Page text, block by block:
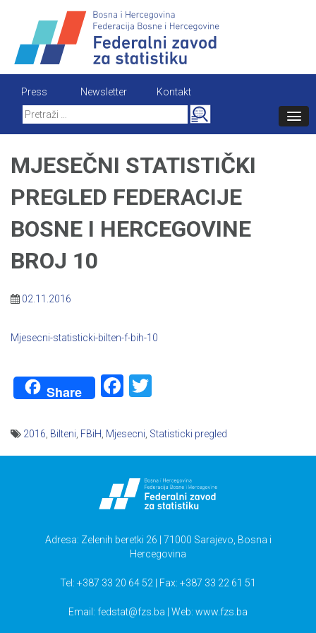
content
Press Newsletter
Kontakt
Search
for:
MJESEČNI STATISTIČKI
PREGLED FEDERACIJE
BOSNE I HERCEGOVINE
BROJ 10
02.11.2016
Mjesecni-statisticki-bilten-f-bih-10
Share Facebook
2016 Bilteni FBiH Mjesecni Statisticki pregled
Adresa: Zelenih beretki 26 | 71000 Sarajevo, Bosna i
Hercegovina
Tel: +387 33 20 64 52 | Fax: +387 33 22 61 51
Email: fedstat@fzs.ba | Web: www.fzs.ba